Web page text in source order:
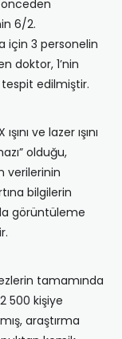
önceden
6/2.
için 3 personelin
doktor, 1’nin
edilmiştir.
ve lazer ışını
olduğu,
verilerinin
bilgilerin
görüntüleme
tamamında
500 kişiye
araştırma